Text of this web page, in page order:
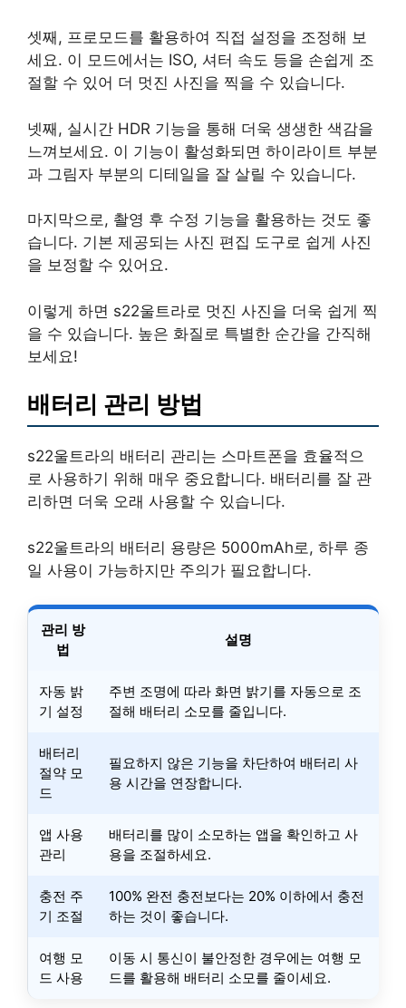
셋째, 프로모드를 활용하여 직접 설정을 조정해 보
세요. 이 모드에서는 ISO, 셔터 속도 등을 손쉽게 조
절할 수 있어 더 멋진 사진을 찍을 수 있습니다.
넷째, 실시간 HDR 기능을 통해 더욱 생생한 색감을
느껴보세요. 이 기능이 활성화되면 하이라이트 부분
과 그림자 부분의 디테일을 잘 살릴 수 있습니다.
마지막으로, 촬영 후 수정 기능을 활용하는 것도 좋
습니다. 기본 제공되는 사진 편집 도구로 쉽게 사진
을 보정할 수 있어요.
이렇게 하면 s22울트라로 멋진 사진을 더욱 쉽게 찍
을 수 있습니다. 높은 화질로 특별한 순간을 간직해
보세요!
배터리 관리 방법
s22울트라의 배터리 관리는 스마트폰을 효율적으
로 사용하기 위해 매우 중요합니다. 배터리를 잘 관
리하면 더욱 오래 사용할 수 있습니다.
s22울트라의 배터리 용량은 5000mAh로, 하루 종
일 사용이 가능하지만 주의가 필요합니다.
관리 방
법
설명
자동 밝
기 설정
주변 조명에 따라 화면 밝기를 자동으로 조
절해 배터리 소모를 줄입니다.
배터리
절약 모
드
필요하지 않은 기능을 차단하여 배터리 사
용 시간을 연장합니다.
앱 사용
관리
배터리를 많이 소모하는 앱을 확인하고 사
용을 조절하세요.
충전 주
기 조절
100% 완전 충전보다는 20% 이하에서 충전
하는 것이 좋습니다.
여행 모
드 사용
이동 시 통신이 불안정한 경우에는 여행 모
드를 활용해 배터리 소모를 줄이세요.